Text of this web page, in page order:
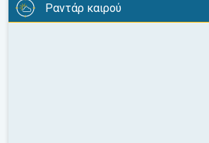
Ραντάρ καιρού